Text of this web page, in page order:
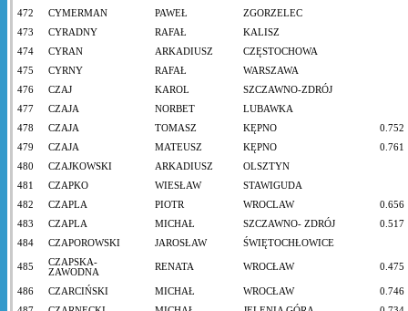
472
CYMERMAN PAWEŁ
ZGORZELEC
473
CYRADNY RAFAŁ
KALISZ
474
CYRAN ARKADIUSZ
CZĘSTOCHOWA
475
CYRNY RAFAŁ
WARSZAWA
476
CZAJ KAROL
SZCZAWNO-ZDRÓJ
477
CZAJA NORBET
LUBAWKA
478
CZAJA TOMASZ KĘPNO
0.752
479
CZAJA MATEUSZ KĘPNO
0.761
480
CZAJKOWSKI ARKADIUSZ
OLSZTYN
481
CZAPKO WIESŁAW
STAWIGUDA
482
CZAPLA PIOTR WROCLAW
0.656
483
CZAPLA MICHAŁ SZCZAWNO- ZDRÓJ
0.517
484
CZAPOROWSKI JAROSŁAW ŚWIĘTOCHŁOWICE
485
CZAPSKA-
ZAWODNA
RENATA WROCŁAW 0.475
486 CZARCIŃSKI MICHAŁ WROCŁAW
0.746